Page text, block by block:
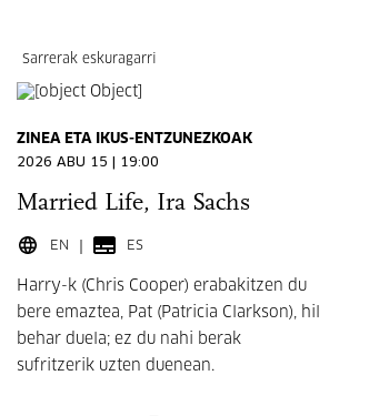
Sarrerak eskuragarri
ZINEA ETA IKUS-ENTZUNEZKOAK
2026 ABU 15 | 19:00
Married Life, Ira Sachs
EN ES
Harry-k (Chris Cooper) erabakitzen du
bere emaztea, Pat (Patricia Clarkson), hil
behar duela; ez du nahi berak
sufritzerik uzten duenean.